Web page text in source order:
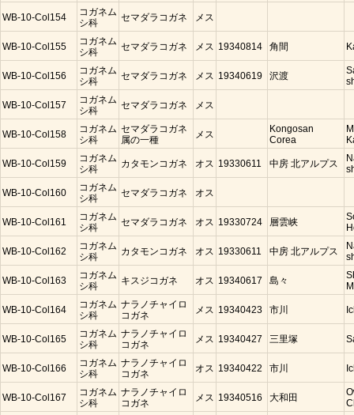
WB-10-Col154
コガネム
シ科
セマダラコガネ メス
WB-10-Col155
コガネム
シ科
セマダラコガネ メス 19340814 角間
WB-10-Col156
コガネム
シ科
セマダラコガネ メス 19340619 沢渡
WB-10-Col157
コガネム
シ科
セマダラコガネ メス
WB-10-Col158
コガネム
シ科
セマダラコガネ
属の一種
メス
Kongosan
Corea
WB-10-Col159
コガネム
シ科
カタモンコガネ オス 19330611 中房 北アルプス
WB-10-Col160
コガネム
シ科
セマダラコガネ オス
WB-10-Col161
コガネム
シ科
セマダラコガネ オス 19330724 層雲峡
WB-10-Col162
コガネム
シ科
カタモンコガネ オス 19330611 中房 北アルプス
WB-10-Col163
コガネム
シ科
キスジコガネ オス 19340617 島々
WB-10-Col164
コガネム
シ科
ナラノチャイロ
コガネ
メス 19340423 市川
WB-10-Col165
コガネム
シ科
ナラノチャイロ
コガネ
メス 19340427 三里塚
WB-10-Col166
コガネム
シ科
ナラノチャイロ
コガネ
オス 19340422 市川
WB-10-Col167
コガネム
シ科
ナラノチャイロ
コガネ
メス 19340516 大和田